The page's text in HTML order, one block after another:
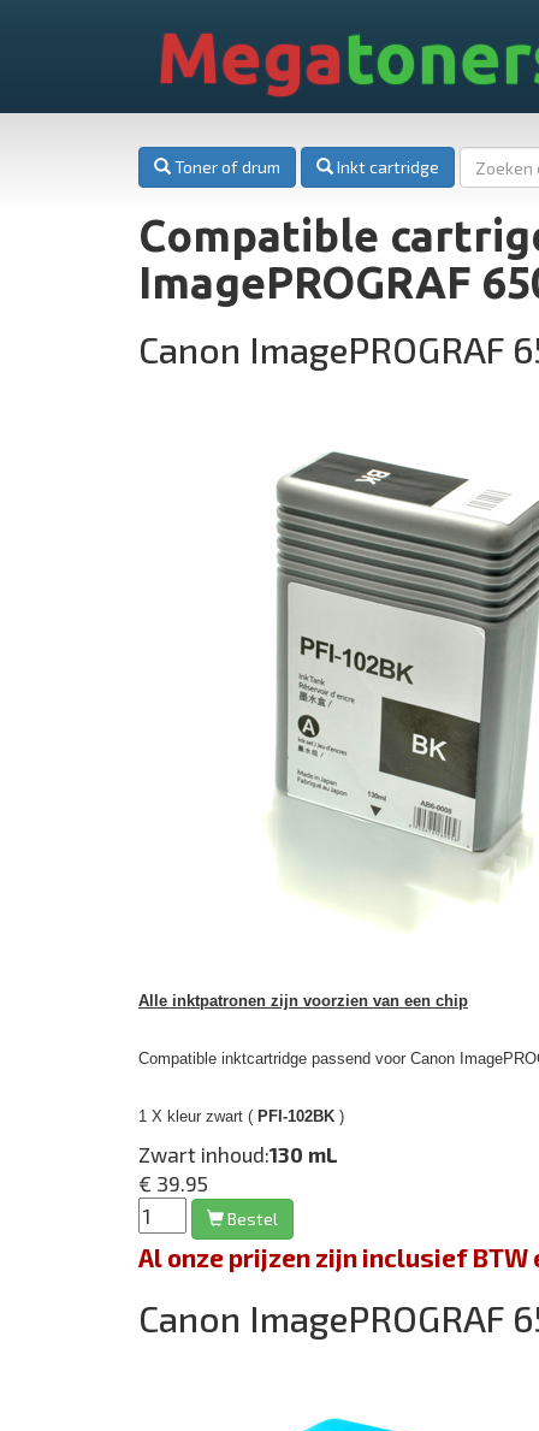
Mega
Toner of drum Inkt cartridge
Compatible
ImagePROGRAF
Canon ImagePROGRAF
Alle inktpatronen zijn voorzien van een chip
Compatible inktcartridge passend voor Canon
1 X kleur zwart ( PFI-102BK )
Zwart inhoud:130 mL
€ 39.95
Bestel
Al onze prijzen zijn inclusief
Canon ImagePROGRAF